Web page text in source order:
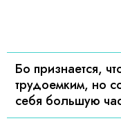
Бо признается,
трудоемким, но
себя большую